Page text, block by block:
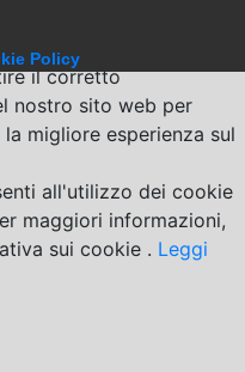
Policy
il corretto
nostro sito web per
migliore esperienza sul
all'utilizzo dei cookie
maggiori informazioni,
sui cookie . Leggi